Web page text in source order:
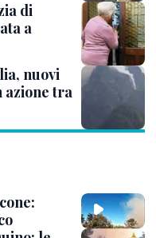
di
a
nuovi
azione tra